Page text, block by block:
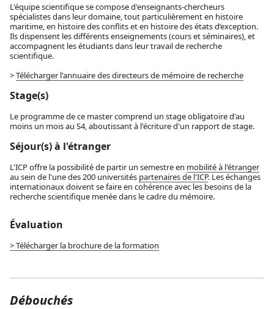
L'équipe scientifique se compose d'enseignants-chercheurs
spécialistes dans leur domaine, tout particulièrement en histoire
maritime, en histoire des conflits et en histoire des états d’exception.
Ils dispensent les différents enseignements (cours et séminaires), et
accompagnent les étudiants dans leur travail de recherche
scientifique.
>Télécharger l'annuaire des directeurs de mémoire de recherche
Stage(s)
Le programme de ce master comprend un stage obligatoire d'au
moins un mois au S4, aboutissant à l'écriture d'un rapport de stage.
Séjour(s) à l'étranger
L'ICP offre la possibilité de partir un semestre en mobilité à l'étranger
au sein de l'une des 200 universités partenaires de l'ICP. Les échanges
internationaux doivent se faire en cohérence avec les besoins de la
recherche scientifique menée dans le cadre du mémoire.
Évaluation
> Télécharger la brochure de la formation
Débouchés